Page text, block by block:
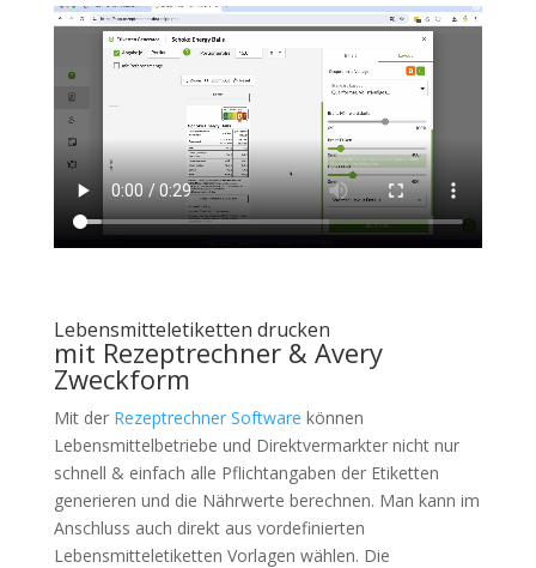
Lebensmitteletiketten drucken
mit Rezeptrechner & Avery
Zweckform
Mit der Rezeptrechner Software können
Lebensmittelbetriebe und Direktvermarkter nicht nur
schnell & einfach alle Pflichtangaben der Etiketten
generieren und die Nährwerte berechnen. Man kann im
Anschluss auch direkt aus vordefinierten
Lebensmitteletiketten Vorlagen wählen. Die